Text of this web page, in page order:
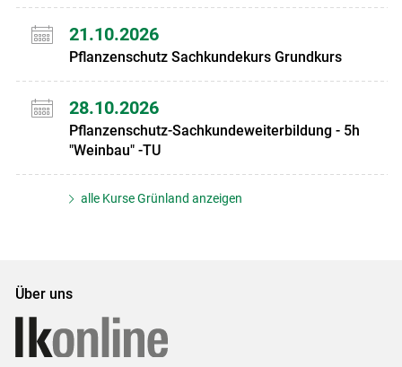
21.10.2026
Pflanzenschutz Sachkundekurs Grundkurs
28.10.2026
Pflanzenschutz-Sachkundeweiterbildung - 5h
"Weinbau" -TU
alle Kurse Grünland anzeigen
Über uns